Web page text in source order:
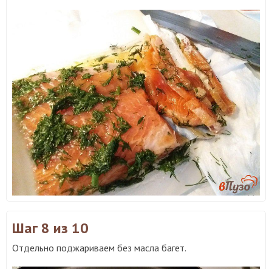
Шаг 8 из 10
Отдельно поджариваем без масла багет.